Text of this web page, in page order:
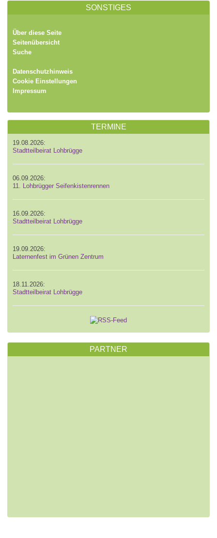
SONSTIGES
Über diese Seite
Seitenübersicht
Suche
Datenschutzhinweis
Cookie Einstellungen
Impressum
TERMINE
19.08.2026:
Stadtteilbeirat Lohbrügge
06.09.2026:
11. Lohbrügger Seifenkistenrennen
16.09.2026:
Stadtteilbeirat Lohbrügge
19.09.2026:
Laternenfest im Grünen Zentrum
18.11.2026:
Stadtteilbeirat Lohbrügge
PARTNER